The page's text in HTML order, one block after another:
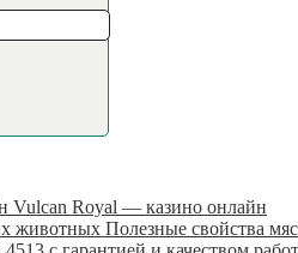
Vulcan Royal — казино онлайн
Полезные свойства